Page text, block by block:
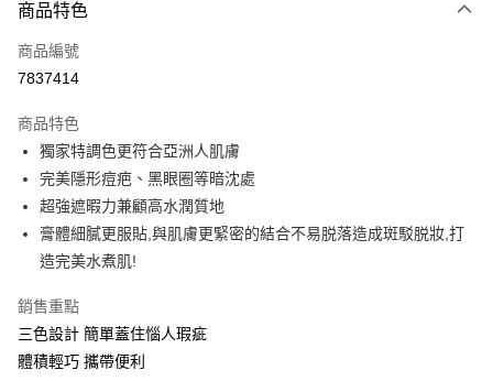
信用卡一次付款
信用卡分期付款
合作金庫商業銀行
華南商業銀行
上海商業儲蓄銀行
國泰世華商業銀行
臺灣中小企業銀行
台中商業銀行
匯豐（台灣）商業銀行
聯邦商業銀行
元大商業銀行
台新國際商業銀行
台灣樂天信用卡公司
超商取貨付款
LINE Pay
Apple Pay
街口支付
悠遊付
AFTEE先享後付
相關說明
商品特色
商品編號
7837414
商品特色
獨家特調色更符合亞洲人肌膚
完美隱形痘疤、黑眼圈等暗沈處
超強遮暇力兼顧高水潤質地
膏體細膩更服貼,與肌膚更緊密的結合不易脱落造成斑駁脱妝,打
造完美水煮肌!
銷售重點
三色設計 簡單蓋住惱人瑕疵
體積輕巧 攜帶便利